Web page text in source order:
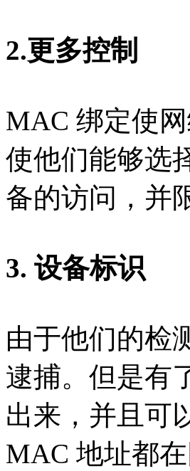
2.更多控制
MAC 绑定使
使他们能够选
备的访问，并
3. 设备标识
由于他们的检
逮捕。但是有
出来，并且可
MAC 地址都